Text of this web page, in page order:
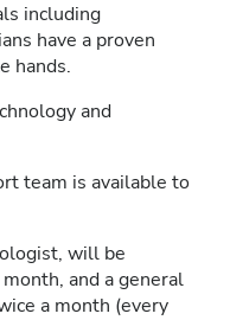
including
have a proven
hands.
and
team is available to
will be
and a general
a month (every